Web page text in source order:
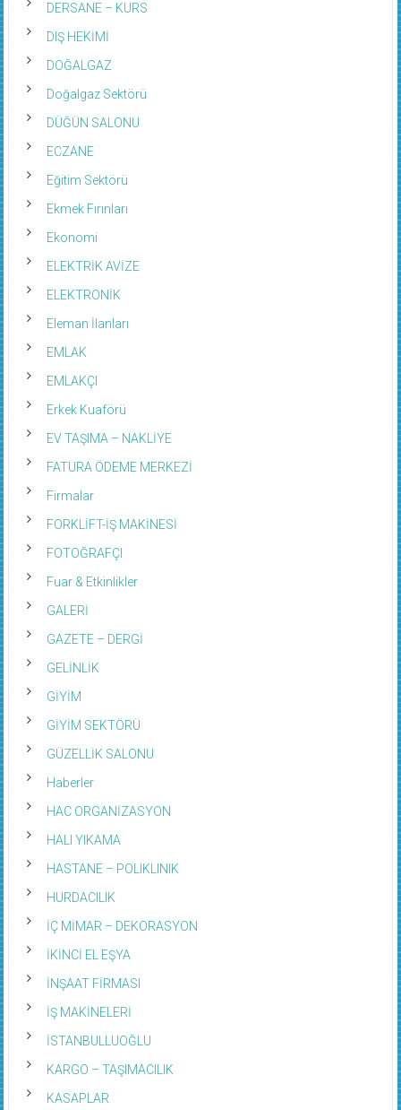
DERSANE – KURS
DIŞ HEKİMİ
DOĞALGAZ
Doğalgaz Sektörü
DÜĞÜN SALONU
ECZANE
Eğitim Sektörü
Ekmek Fırınları
Ekonomi
ELEKTRİK AVİZE
ELEKTRONİK
Eleman İlanları
EMLAK
EMLAKÇI
Erkek Kuaförü
EV TAŞIMA – NAKLİYE
FATURA ÖDEME MERKEZİ
Firmalar
FORKLİFT-İŞ MAKİNESİ
FOTOĞRAFÇI
Fuar & Etkinlikler
GALERİ
GAZETE – DERGİ
GELİNLİK
GİYİM
GİYİM SEKTÖRÜ
GÜZELLİK SALONU
Haberler
HAC ORGANİZASYON
HALI YIKAMA
HASTANE – POLIKLINIK
HURDACILIK
İÇ MİMAR – DEKORASYON
İKİNCİ EL EŞYA
İNŞAAT FİRMASI
İŞ MAKİNELERİ
İSTANBULLUOĞLU
KARGO – TAŞIMACILIK
KASAPLAR